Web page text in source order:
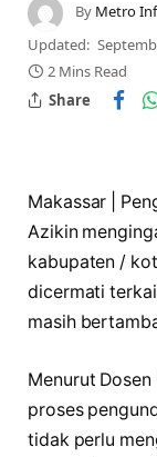
By Metro
Updated:
2 Mins Read
Share
Makassar |
Azikin
kabupaten /
dicermati
masih
Menurut
proses
tidak perlu